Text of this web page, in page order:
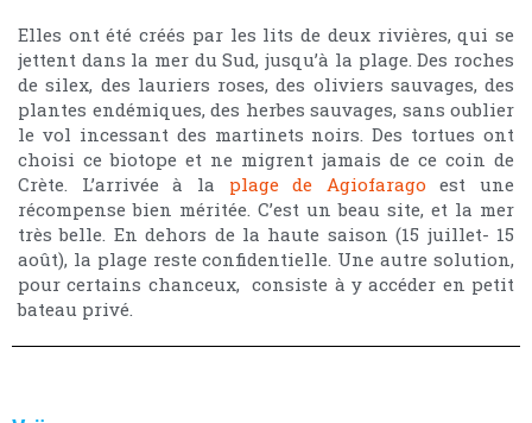
Elles ont été créés par les lits de deux rivières, qui se
jettent dans la mer du Sud, jusqu’à la plage. Des roches
de silex, des lauriers roses, des oliviers sauvages, des
plantes endémiques, des herbes sauvages, sans oublier
le vol incessant des martinets noirs. Des tortues ont
choisi ce biotope et ne migrent jamais de ce coin de
Crète. L’arrivée à la plage de Agiofarago
est une
récompense bien méritée. C’est un beau site, et la mer
très belle. En dehors de la haute saison (15 juillet- 15
août), la plage reste confidentielle. Une autre solution,
pour certains chanceux, consiste à y accéder en petit
bateau privé.